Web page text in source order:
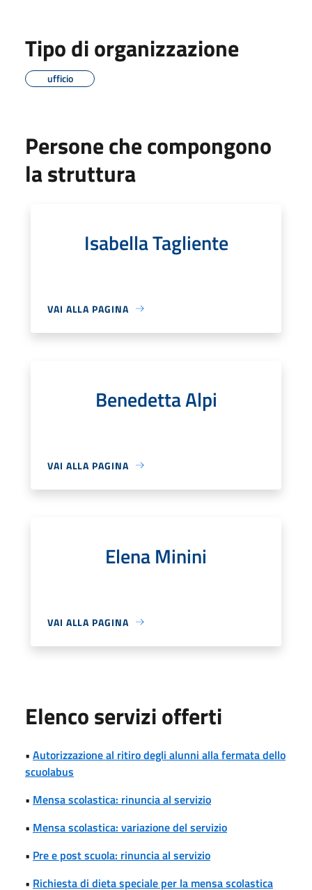
Tipo di organizzazione
ufficio
Persone che compongono
la struttura
Isabella Tagliente
VAI ALLA PAGINA
Benedetta Alpi
VAI ALLA PAGINA
Elena Minini
VAI ALLA PAGINA
Elenco servizi offerti
• Autorizzazione al ritiro degli alunni alla fermata dello
scuolabus
• Mensa scolastica: rinuncia al servizio
• Mensa scolastica: variazione del servizio
• Pre e post scuola: rinuncia al servizio
• Richiesta di dieta speciale per la mensa scolastica